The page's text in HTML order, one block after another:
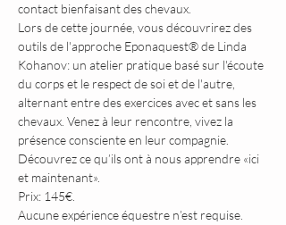
contact bienfaisant des chevaux.
Lors de cette journée, vous découvrirez des
outils de l'approche Eponaquest® de Linda
Kohanov: un atelier pratique basé sur l'écoute
du corps et le respect de soi et de l'autre,
alternant entre des exercices avec et sans les
chevaux. Venez à leur rencontre, vivez la
présence consciente en leur compagnie.
Découvrez ce qu’ils ont à nous apprendre «ici
et maintenant».
Prix: 145€.
Aucune expérience équestre n’est requise.